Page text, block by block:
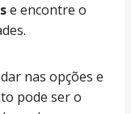
e encontre o
nas opções e
pode ser o